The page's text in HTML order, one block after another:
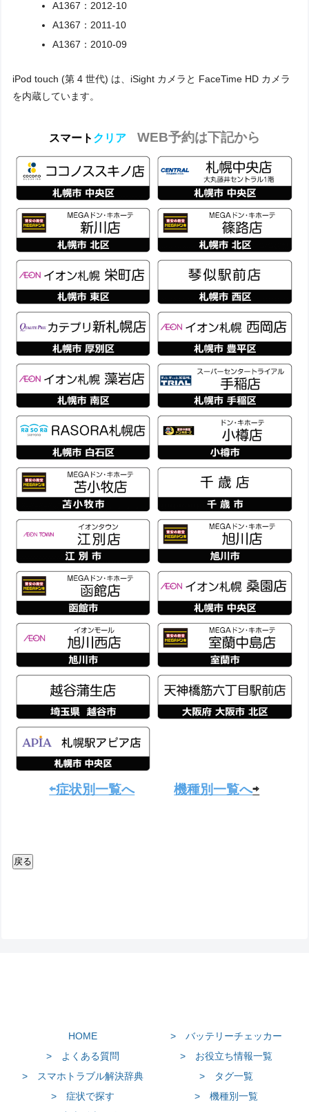
A1367：2012-10
A1367：2011-10
A1367：2010-09
iPod touch (第 4 世代) は、iSight カメラと FaceTime HD カメラ
を内蔵しています。
スマート クリア WEB予約は下記から
⇦症状別一覧へ 機種別一覧へ⇨
HOME
> バッテリーチェッカー
> よくある質問
> お役立ち情報一覧
> スマホトラブル解決辞典
> タグ一覧
> 症状で探す
> 機種別一覧